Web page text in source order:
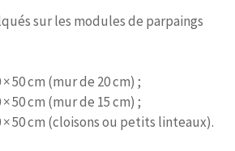
sur les modules de parpaings
× 50 cm (mur de 20 cm) ;
× 50 cm (mur de 15 cm) ;
× 50 cm (cloisons ou petits linteaux).